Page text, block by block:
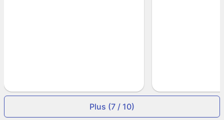
Plus (7 / 10)